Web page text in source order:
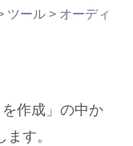
ツール > オーディ
作成」の中か
す。